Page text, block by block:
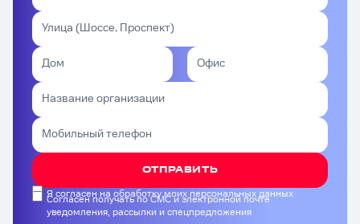
ОТПРАВИТЬ
Я согласен на обработку моих персональных данных
Согласен получать по СМС и электронной почте
уведомления, рассылки и спецпредложения